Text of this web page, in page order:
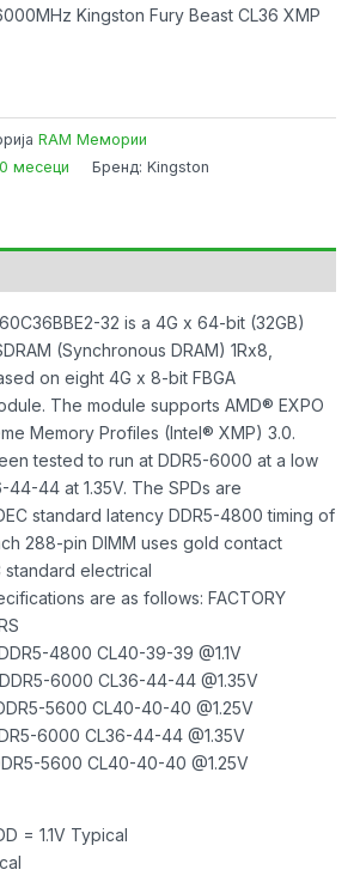
Kingston Fury Beast CL36 XMP
RAM Мемории
месеци Бренд: Kingston
32 is a 4G x 64-bit (32GB)
(Synchronous DRAM) 1Rx8,
on eight 4G x 8-bit FBGA
The module supports AMD® EXPO
Memory Profiles (Intel® XMP) 3.0.
tested to run at DDR5-6000 at a low
44 at 1.35V. The SPDs are
standard latency DDR5-4800 timing of
288-pin DIMM uses gold contact
standard electrical
are as follows: FACTORY
4800 CL40-39-39 @1.1V
6000 CL36-44-44 @1.35V
5600 CL40-40-40 @1.25V
6000 CL36-44-44 @1.35V
5600 CL40-40-40 @1.25V
= 1.1V Typical